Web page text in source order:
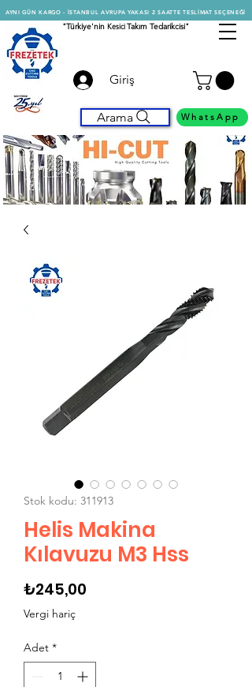
AYNI GÜN KARGO - İSTANBUL AVRUPA YAKASI 2 SAATTE TESLİMAT SEÇENEĞİ
"Türkiye'nin KesiciTakım Tedarikcisi"
Giriş
Arama WhatsApp
Stok kodu: 311913
Helis Makina
Kılavuzu M3 Hss
₺245,00
Vergi hariç
Adet *